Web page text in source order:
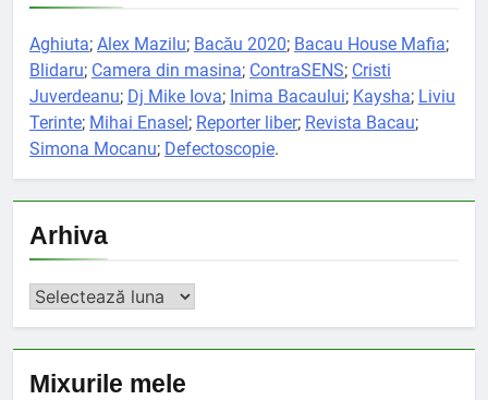
Aghiuta; Alex Mazilu; Bacău 2020; Bacau House Mafia;
Blidaru; Camera din masina; ContraSENS; Cristi
Juverdeanu; Dj Mike Iova; Inima Bacaului; Kaysha; Liviu
Terinte; Mihai Enasel; Reporter liber; Revista Bacau;
Simona Mocanu; Defectoscopie.
Arhiva
Arhiva
Mixurile mele